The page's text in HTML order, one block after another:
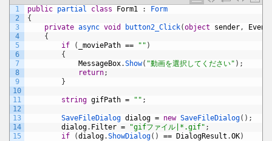
1
2
3
4
5
6
7
8
9
10
11
12
13
14
15
public partial class Form1 :
Form
{
private async void button2_Click(object sender,
{
if
( _moviePath == "" )
{
MessageBox.Show( "動画を選択してください" ) ;
return;
}
string gifPath = "" ;
SaveFileDialog dialog = new SaveFileDialog( ) ;
dialog. Filter = "gifファイル|*.gif" ;
if
(dialog.ShowDialog( ) == DialogResult .OK)